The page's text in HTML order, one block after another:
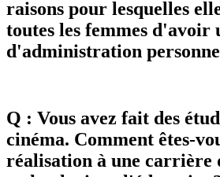
raisons pour lesquelles
toutes les femmes d'avoir
d'administration
Q : Vous avez fait des
cinéma. Comment êtes-
réalisation à une carrière